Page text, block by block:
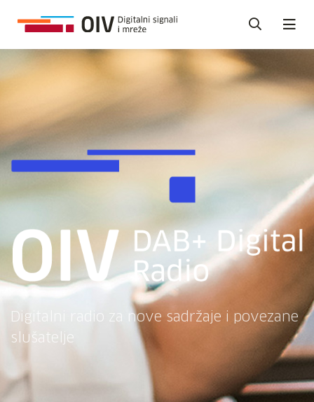
Digitalni radio za nove sadržaje i povezane
slušatelje